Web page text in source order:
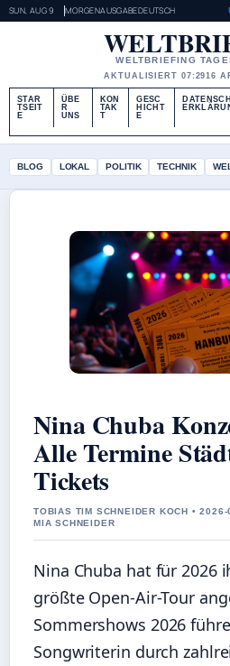
SUN, AUG 9 MORGENAUSGABEDEUTSCH
WELTBRIEFING
AKTUALISIERT 07:2916
STAR
TSEIT
E
ÜBE
R
UNS
KON
TAK
T
GESC
HICHT
E
BLOG LOKAL POLITIK TECHNIK
Nina Chuba
Alle Termine
Tickets
TOBIAS TIM SCHNEIDER KOCH •
MIA SCHNEIDER
Nina Chuba hat für 2026
größte Open-Air-Tour
Sommershows 2026
Songwriterin durch